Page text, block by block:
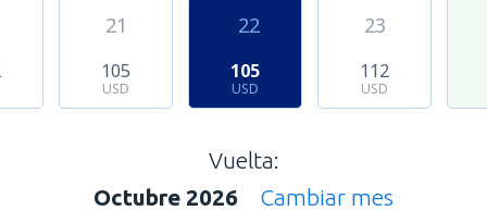
21
105
USD
22
105
USD
23
112
USD
Vuelta:
Octubre 2026
Cambiar mes